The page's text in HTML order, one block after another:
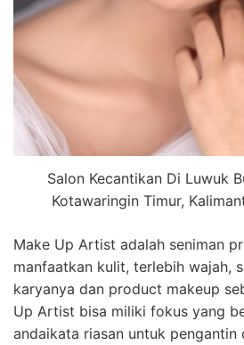
Salon Kecantikan Di Luwuk
Kotawaringin Timur,
Make Up Artist adalah seniman
manfaatkan kulit, terlebih wajah,
karyanya dan product makeup
Up Artist bisa miliki fokus yang
andaikata riasan untuk pengantin